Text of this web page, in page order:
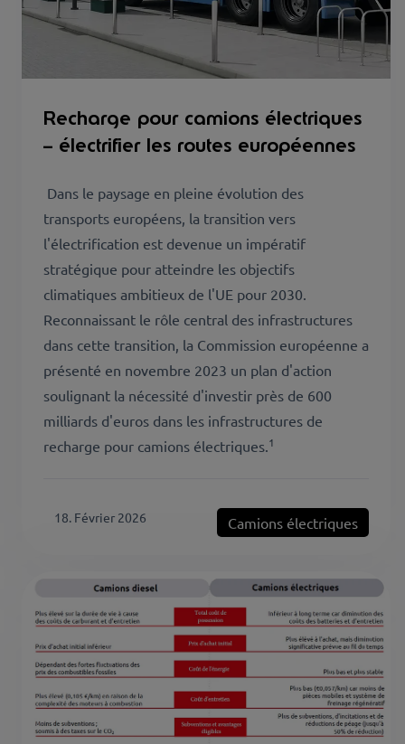
Recharge pour camions électriques
– électrifier les routes européennes
Dans le paysage en pleine évolution des
transports européens, la transition vers
l'électrification est devenue un impératif
stratégique pour atteindre les objectifs
climatiques ambitieux de l'UE pour 2030.
Reconnaissant le rôle central des infrastructures
dans cette transition, la Commission européenne a
présenté en novembre 2023 un plan d'action
soulignant la nécessité d'investir près de 600
milliards d'euros dans les infrastructures de
recharge pour camions électriques. 1
18. Février 2026 Camions électriques